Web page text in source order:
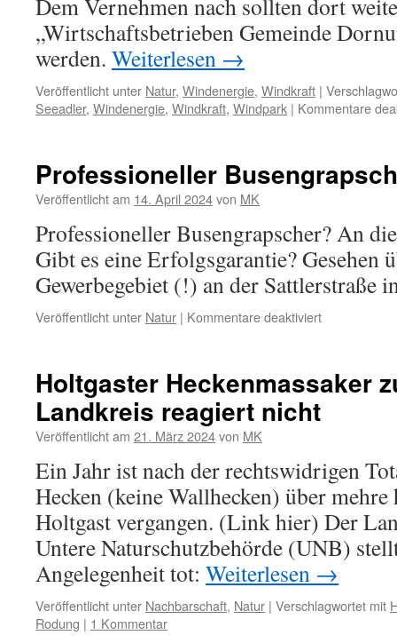
Dem Vernehmen nach sollten dort
„Wirtschaftsbetrieben Gemeinde
werden. Weiterlesen →
Veröffentlicht unter Natur, Windenergie, Windkraft |
Seeadler, Windenergie, Windkraft, Windpark | Kommentare
Professioneller
Veröffentlicht am 14. April 2024von MK
Professioneller Busengrapscher? An
Gibt es eine Erfolgsgarantie? Gesehen
Gewerbegebiet (!) an der Sattlerstraße
Veröffentlicht unter Natur | Kommentare deaktiviertfür
Holtgaster Heckenmassaker
Landkreis reagiert nicht
Veröffentlicht am 21. März 2024von MK
Ein Jahr ist nach der rechtswidrigen
Hecken (keine Wallhecken) über
Holtgast vergangen. (Link hier) Der
Untere Naturschutzbehörde (UNB)
Angelegenheit tot: Weiterlesen →
Veröffentlicht unter Nachbarschaft, Natur | Verschlagwortet mit
Rodung | 1 Kommentar